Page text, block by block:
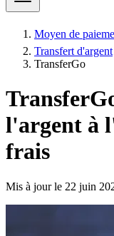
Moyen de
Transfert d'argent
TransferGo
l'argent à
frais
Mis à jour le 22 juin